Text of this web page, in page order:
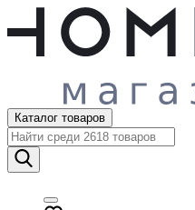
Каталог товаров